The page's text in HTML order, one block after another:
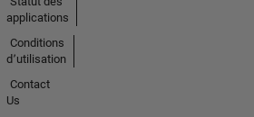
applications
Conditions
d՚utilisation
Contact
Us